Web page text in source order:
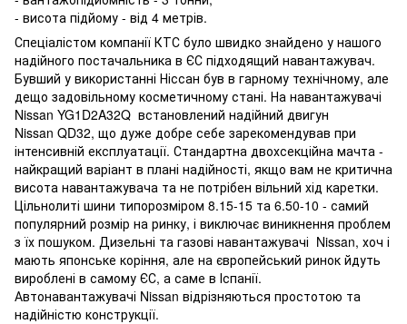
- висота підйому - від 4 метрів.
Спеціалістом компанії КТС було швидко знайдено у нашого
надійного постачальника в ЄС підходящий навантажувач.
Бувший у використанні Ніссан був в гарному технічному, але
дещо задовільному косметичному стані. На навантажувачі
Nissan YG1D2A32Q встановлений надійний двигун
Nissan QD32, що дуже добре себе зарекомендував при
інтенсивній експлуатації. Стандартна двохсекційна мачта -
найкращий варіант в плані надійності, якщо вам не критична
висота навантажувача та не потрібен вільний хід каретки.
Цільнолиті шини типорозміром 8.15-15 та 6.50-10 - самий
популярний розмір на ринку, і виключає виникнення проблем
з їх пошуком. Дизельні та газові навантажувачі Nissan, хоч і
мають японське коріння, але на європейський ринок йдуть
вироблені в самому ЄС, а саме в Іспанії.
Автонавантажувачі Nissan відрізняються простотою та
надійністю конструкції.